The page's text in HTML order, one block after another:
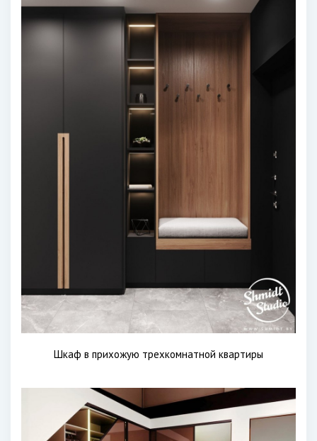
Шкаф в прихожую трехкомнатной квартиры